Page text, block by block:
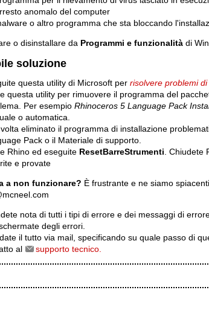
anomalo del computer
o altro programma che sta bloccando
o disinstallare da Programmi e funzionalità di
soluzione
questa utility di Microsoft per risolvere problemi
questa utility per rimuovere il programma del
Per esempio Rhinoceros 5 Language Pack
o automatica.
eliminato il programma di installazione
Pack o il Materiale di supporto.
Rhino ed eseguite ResetBarreStrumenti. Chiudete
e provate
a non funzionare? È frustrante e ne siamo
nota di tutti i tipi di errore e dei messaggi di
degli errori.
il tutto via mail, specificando su quale passo di
al
supporto tecnico.